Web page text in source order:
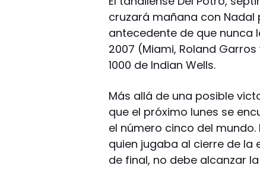
cruzará mañana con Nadal
antecedente de que nunca
2007 (Miami, Roland
1000 de Indian Wells.
Más allá de una posible
que el próximo lunes se
el número cinco del mundo.
quien jugaba al cierre de la
de final, no debe alcanzar